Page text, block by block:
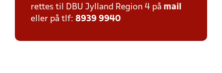
rettes til DBU Jylland Region 4 på mail
eller på tlf: 8939 9940